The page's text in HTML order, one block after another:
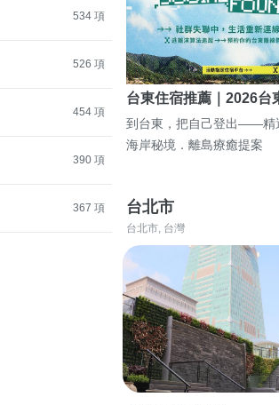
534 項
526 項
454 項
390 項
367 項
台東住宿推薦｜2026
到台東，把自己登出——精
海岸秘境．離島療癒提案
台北市
台北市, 台灣